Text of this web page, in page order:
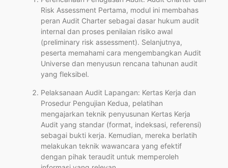
Risk Assessment Pertama, modul ini membahas
peran Audit Charter sebagai dasar hukum audit
internal dan proses penilaian risiko awal
(preliminary risk assessment). Selanjutnya,
peserta memahami cara mengembangkan Audit
Universe dan menyusun rencana tahunan audit
yang fleksibel.
Pelaksanaan Audit Lapangan: Kertas Kerja dan
Prosedur Pengujian Kedua, pelatihan
mengajarkan teknik penyusunan Kertas Kerja
Audit yang standar (format, indeksasi, referensi)
sebagai bukti kerja. Kemudian, mereka berlatih
melakukan teknik wawancara yang efektif
dengan pihak teraudit untuk memperoleh